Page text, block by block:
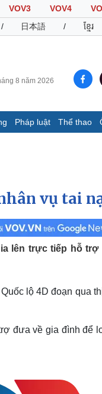
VOV3 VOV4
/ 日本語 / ខ្មែរ
8 năm 2026
Pháp luật Thể thao
thao
Ô tô
Tư
Giải
vụ tai
lên trực tiếp hỗ
lộ 4D đoạn qua
đưa về gia đình để